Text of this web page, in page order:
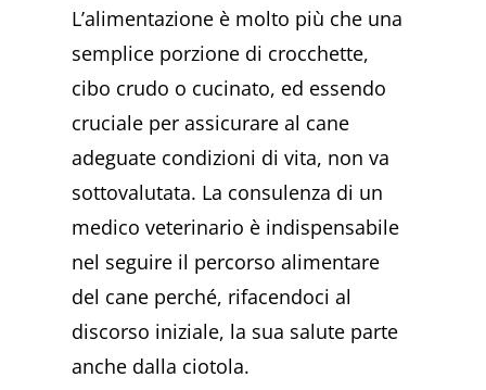
L’alimentazione è molto più che una
semplice porzione di crocchette,
cibo crudo o cucinato, ed essendo
cruciale per assicurare al cane
adeguate condizioni di vita, non va
sottovalutata. La consulenza di un
medico veterinario è indispensabile
nel seguire il percorso alimentare
del cane perché, rifacendoci al
discorso iniziale, la sua salute parte
anche dalla ciotola.